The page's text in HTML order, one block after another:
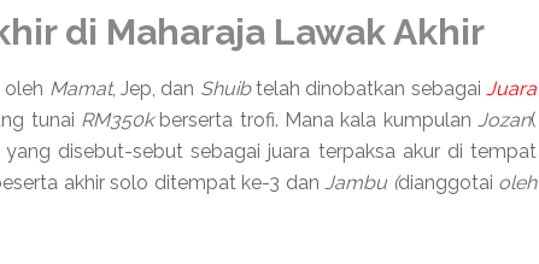
di Maharaja Lawak Akhir
oleh Mamat, Jep, dan Shuibtelah dinobatkan sebagaiJuara
tunai RM350k berserta trofi. Mana kala kumpulan Jozan(
yang disebut-sebut sebagai juara terpaksa akur di tempat
akhir solo ditempat ke-3 danJambu (dianggotai oleh